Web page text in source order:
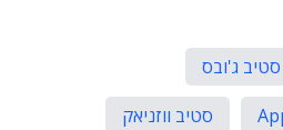
סטיב ג'ובס
סטיב ווזניאק